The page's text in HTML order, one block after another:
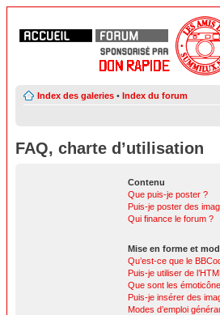
Index des galeries • Index du forum
FAQ, charte d’utilisation
Contenu
Que puis-je poster ?
Puis-je poster des
Qui finance le forum ?
Mise en forme et
Qu’est-ce que le
Puis-je utiliser de
Que sont les
Puis-je insérer des
Modes d’emploi